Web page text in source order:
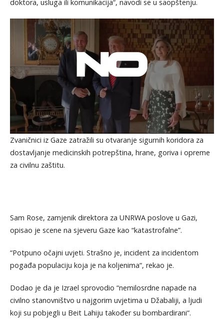
doktora, usluga ili komunikacija“, navodi se u saopštenju.
Zvaničnici iz Gaze zatražili su otvaranje sigurnih koridora za
dostavljanje medicinskih potrepština, hrane, goriva i opreme
za civilnu zaštitu.
Sam Rose, zamjenik direktora za UNRWA poslove u Gazi,
opisao je scene na sjeveru Gaze kao “katastrofalne”.
“Potpuno očajni uvjeti. Strašno je, incident za incidentom
pogađa populaciju koja je na koljenima“, rekao je.
Dodao je da je Izrael sprovodio “nemilosrdne napade na
civilno stanovništvo u najgorim uvjetima u Džabaliji, a ljudi
koji su pobjegli u Beit Lahiju također su bombardirani“.